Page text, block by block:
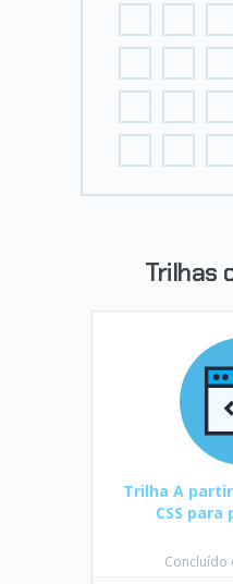
Trilhas
Trilha A
CSS
Concluído